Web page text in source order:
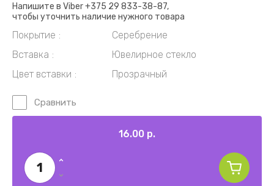
Напишите в Viber +375 29 833-38-87,
чтобы уточнить наличие нужного товара
Покрытие
Серебрение
Вставка
Ювелирное стекло
Цвет вставки
Прозрачный
Сравнить
16.00 р.